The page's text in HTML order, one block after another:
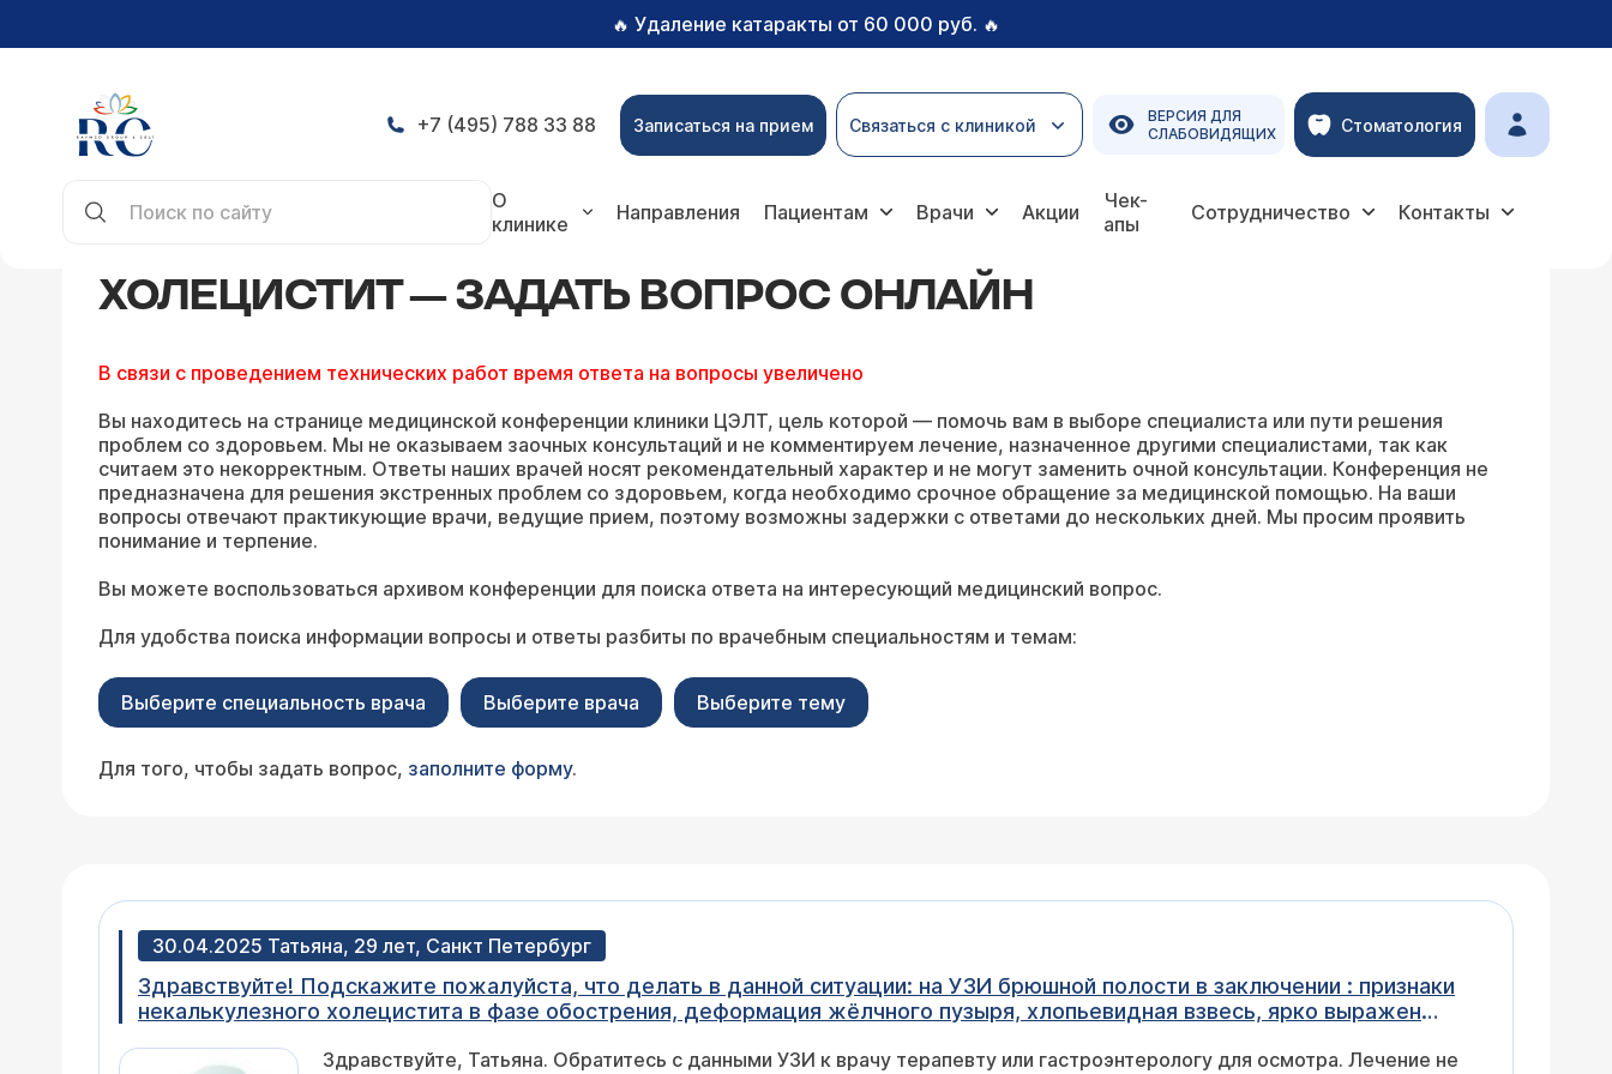
🔥 Удаление катаракты от 60 000 руб. 🔥
+7 (495) 788 33 88 Записаться на прием Связаться с клиникой
ВЕРСИЯ ДЛЯ
СЛАБОВИДЯЩИХ
Стоматология
О
клинике
Направления Пациентам Врачи Акции
Чек-
апы
Сотрудничество Контакты
ХОЛЕЦИСТИТ — ЗАДАТЬ ВОПРОС ОНЛАЙН
В связи с проведением технических работ время ответа на вопросы увеличено
Вы находитесь на странице медицинской конференции клиники ЦЭЛТ, цель которой — помочь вам в выборе специалиста или пути решения
проблем со здоровьем. Мы не оказываем заочных консультаций и не комментируем лечение, назначенное другими специалистами, так как
считаем это некорректным. Ответы наших врачей носят рекомендательный характер и не могут заменить очной консультации. Конференция не
предназначена для решения экстренных проблем со здоровьем, когда необходимо срочное обращение за медицинской помощью. На ваши
вопросы отвечают практикующие врачи, ведущие прием, поэтому возможны задержки с ответами до нескольких дней. Мы просим проявить
понимание и терпение.
Вы можете воспользоваться архивом конференции для поиска ответа на интересующий медицинский вопрос.
Для удобства поиска информации вопросы и ответы разбиты по врачебным специальностям и темам:
Выберите специальность врача Выберите врача Выберите тему
Для того, чтобы задать вопрос, заполните форму.
30.04.2025 Татьяна, 29 лет, Санкт Петербург
Здравствуйте! Подскажите пожалуйста, что делать в данной ситуации: на УЗИ брюшной полости в заключении : признаки
некалькулезного холецистита в фазе обострения, деформация жёлчного пузыря, хлопьевидная взвесь, ярко выражен
(спереди живота и сзади поясницы).
Здравствуйте, Татьяна. Обратитесь с данными УЗИ к врачу терапевту или гастроэнтерологу для осмотра. Лечение не